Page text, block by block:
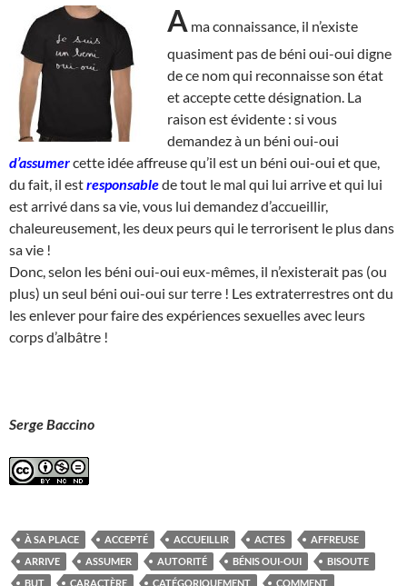
A ma connaissance, il n’existe
quasiment pas de béni oui-oui digne
de ce nom qui reconnaisse son état
et accepte cette désignation. La
raison est évidente : si vous
demandez à un béni oui-oui
d’assumercette idée affreuse qu’il est un béni oui-oui et que,
du fait, il estresponsablede tout le mal qui lui arrive et qui lui
est arrivé dans sa vie, vous lui demandez d’accueillir,
chaleureusement, les deux peurs qui le terrorisent le plus dans
sa vie !
Donc, selon les béni oui-oui eux-mêmes, il n’existerait pas (ou
plus) un seul béni oui-oui sur terre ! Les extraterrestres ont du
les enlever pour faire des expériences sexuelles avec leurs
corps d’albâtre !
Serge Baccino
À SA PLACE ACCEPTÉ ACCUEILLIR ACTES
AFFREUSE
ARRIVE
ASSUMER AUTORITÉ BÉNIS OUI-OUI
BISOUTE
BUT
CARACTÈRE CATÉGORIQUEMENT COMMENT